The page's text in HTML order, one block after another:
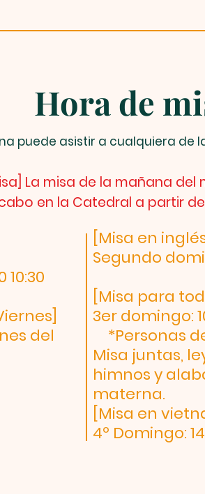
Hora de
puede asistir a cualquiera de
La misa de la mañana del
en la Catedral a partir de
10:30
del
[Misa en
Segundo
[Misa para
3er domingo:
*Personas
Misa juntas,
himnos y
materna.
[Misa en
4º Domingo: